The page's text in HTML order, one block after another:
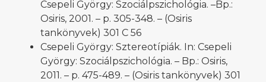
Csepeli György: Szociálpszichológia. –Bp.:
Osiris, 2001. – p. 305-348. – (Osiris
tankönyvek) 301 C 56
Csepeli György: Sztereotípiák. In: Csepeli
György: Szociálpszichológia. – Bp.: Osiris,
2011. – p. 475-489. – (Osiris tankönyvek) 301